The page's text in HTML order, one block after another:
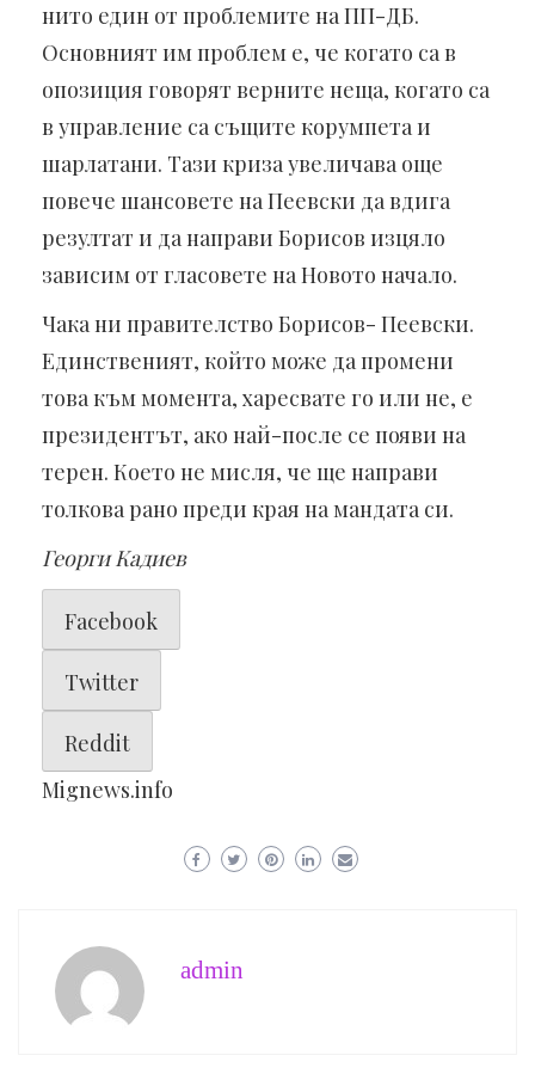
нито един от проблемите на ПП-ДБ.
Основният им проблем е, че когато са в
опозиция говорят верните неща, когато са
в управление са същите корумпета и
шарлатани. Тази криза увеличава още
повече шансовете на Пеевски да вдига
резултат и да направи Борисов изцяло
зависим от гласовете на Новото начало.
Чака ни правителство Борисов- Пеевски.
Единственият, който може да промени
това към момента, харесвате го или не, е
президентът, ако най-после се появи на
терен. Което не мисля, че ще направи
толкова рано преди края на мандата си.
Георги Кадиев
Facebook
Twitter
Reddit
Mignews.info
admin